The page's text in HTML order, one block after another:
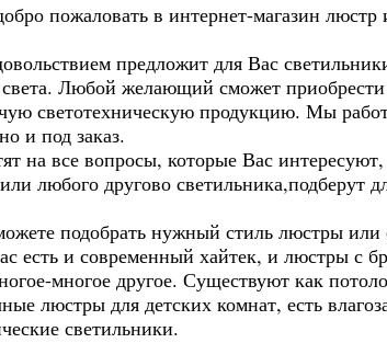
пожаловать в интернет-магазин люстр
предложит для Вас
света. Любой желающий сможет
светотехническую продукцию. Мы
и под заказ.
на все вопросы, которые Вас
любого другово светильника,подберут
подобрать нужный стиль люстры
есть и современный хайтек, и люстры с
многое другое. Существуют как
люстры для детских комнат, есть
светильники.